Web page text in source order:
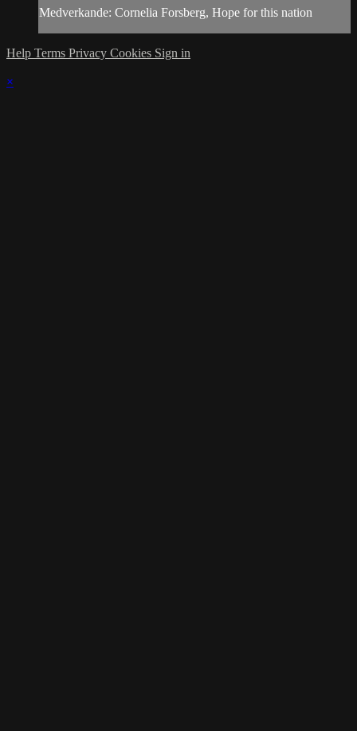
Medverkande: Cornelia Forsberg, Hope for this nation
Help Terms Privacy Cookies Sign in
×